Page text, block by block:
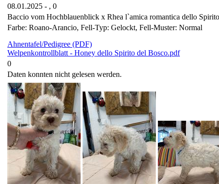
08.01.2025 - , 0
Baccio vom Hochblauenblick x Rhea l`amica romantica dello
Farbe: Roano-Arancio, Fell-Typ: Gelockt, Fell-Muster: Normal
Ahnentafel/Pedigree (PDF)
Welpenkontrollblatt - Honey dello Spirito del Bosco.pdf
0
Daten konnten nicht gelesen werden.